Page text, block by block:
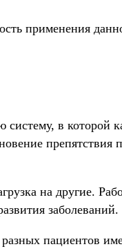
применения
систему, в
на другие.
заболеваний.
пациентов